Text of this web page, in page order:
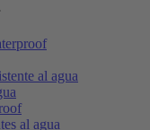
al agua
al agua